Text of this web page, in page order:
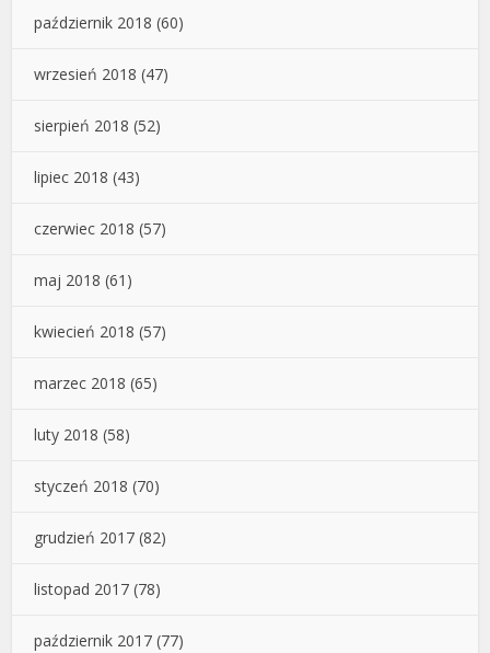
październik 2018 (60)
wrzesień 2018 (47)
sierpień 2018 (52)
lipiec 2018 (43)
czerwiec 2018 (57)
maj 2018 (61)
kwiecień 2018 (57)
marzec 2018 (65)
luty 2018 (58)
styczeń 2018 (70)
grudzień 2017 (82)
listopad 2017 (78)
październik 2017 (77)